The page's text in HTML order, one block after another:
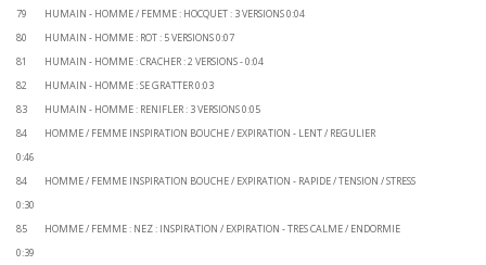
79 HUMAIN - HOMME / FEMME : HOCQUET : 3 VERSIONS 0:04
80 HUMAIN - HOMME : ROT : 5 VERSIONS 0:07
81 HUMAIN - HOMME : CRACHER : 2 VERSIONS - 0:04
82 HUMAIN - HOMME : SE GRATTER 0:03
83 HUMAIN - HOMME : RENIFLER : 3 VERSIONS 0:05
84 HOMME / FEMME INSPIRATION BOUCHE / EXPIRATION - LENT / REGULIER
0:46
84 HOMME / FEMME INSPIRATION BOUCHE / EXPIRATION - RAPIDE / TENSION / STRESS
0:30
85 HOMME / FEMME : NEZ : INSPIRATION / EXPIRATION - TRES CALME / ENDORMIE
0:39